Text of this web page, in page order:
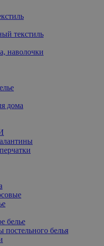
текстиль
наволочки
дома
белье
постельного белья